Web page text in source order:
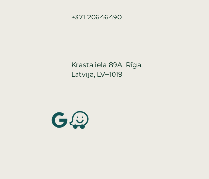
+371 20646490
Krasta iela 89A, Rīga,
Latvija, LV–1019